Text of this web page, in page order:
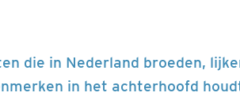
die in Nederland broeden,
in het achterhoofd